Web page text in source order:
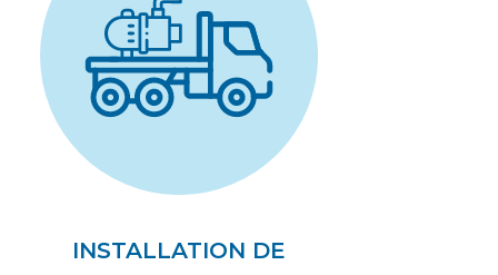
INSTALLATION DE